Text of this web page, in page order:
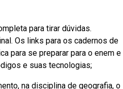
para tirar dúvidas.
Os links para os cadernos de
para se preparar para o enem e
e suas tecnologias;
na disciplina de geografia, o